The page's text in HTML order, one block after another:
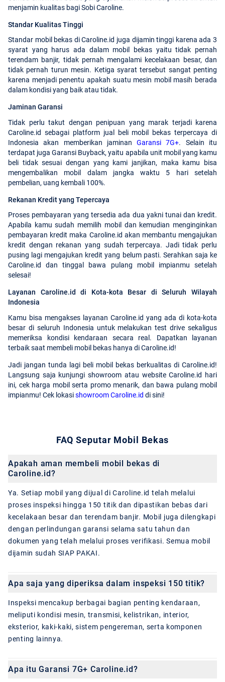
menjamin kualitas bagi Sobi Caroline.
Standar Kualitas Tinggi
Standar mobil bekas di Caroline.id juga dijamin tinggi karena ada 3
syarat yang harus ada dalam mobil bekas yaitu tidak pernah
terendam banjir, tidak pernah mengalami kecelakaan besar, dan
tidak pernah turun mesin. Ketiga syarat tersebut sangat penting
karena menjadi penentu apakah suatu mesin mobil masih berada
dalam kondisi yang baik atau tidak.
Jaminan Garansi
Tidak perlu takut dengan penipuan yang marak terjadi karena
Caroline.id sebagai platform jual beli mobil bekas terpercaya di
Indonesia akan memberikan jaminanGaransi 7G+. Selain itu
terdapat juga Garansi Buyback, yaitu apabila unit mobil yang kamu
beli tidak sesuai dengan yang kami janjikan, maka kamu bisa
mengembalikan mobil dalam jangka waktu 5 hari setelah
pembelian, uang kembali 100%.
Rekanan Kredit yang Tepercaya
Proses pembayaran yang tersedia ada dua yakni tunai dan kredit.
Apabila kamu sudah memilih mobil dan kemudian menginginkan
pembayaran kredit maka Caroline.id akan membantu mengajukan
kredit dengan rekanan yang sudah terpercaya. Jadi tidak perlu
pusing lagi mengajukan kredit yang belum pasti. Serahkan saja ke
Caroline.id dan tinggal bawa pulang mobil impianmu setelah
selesai!
Layanan Caroline.id di Kota-kota Besar di Seluruh Wilayah
Indonesia
Kamu bisa mengakses layanan Caroline.id yang ada di kota-kota
besar di seluruh Indonesia untuk melakukan test drive sekaligus
memeriksa kondisi kendaraan secara real. Dapatkan layanan
terbaik saat membeli mobil bekas hanya di Caroline.id!
Jadi jangan tunda lagi beli mobil bekas berkualitas di Caroline.id!
Langsung saja kunjungi showroom atau website Caroline.id hari
ini, cek harga mobil serta promo menarik, dan bawa pulang mobil
impianmu! Cek lokasishowroom Caroline.id di sini!
FAQ Seputar Mobil Bekas
Apakah aman membeli mobil bekas di
Caroline.id?
Ya. Setiap mobil yang dijual di Caroline.id telah melalui
proses inspeksi hingga 150 titik dan dipastikan bebas dari
kecelakaan besar dan terendam banjir. Mobil juga dilengkapi
dengan perlindungan garansi selama satu tahun dan
dokumen yang telah melalui proses verifikasi. Semua mobil
dijamin sudah SIAP PAKAI.
Apa saja yang diperiksa dalam inspeksi 150 titik?
Inspeksi mencakup berbagai bagian penting kendaraan,
meliputi kondisi mesin, transmisi, kelistrikan, interior,
eksterior, kaki-kaki, sistem pengereman, serta komponen
penting lainnya.
Apa itu Garansi 7G+ Caroline.id?